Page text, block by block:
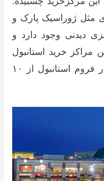
مثل ژوراسیک پارک و
دیدنی وجود دارد و
مراکز خرید استانبول
برای خانواده‌ها تبدیل کرده. ساعت کار فروم استانبول از ۱۰